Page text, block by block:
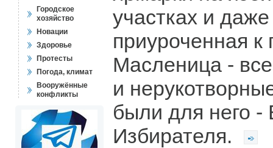
Городское
хозяйство
Новации
Здоровье
Протесты
Погода, климат
Вооружённые
конфликты
участках и
приуроченная к
Масленица -
и
были для него -
Избирателя.